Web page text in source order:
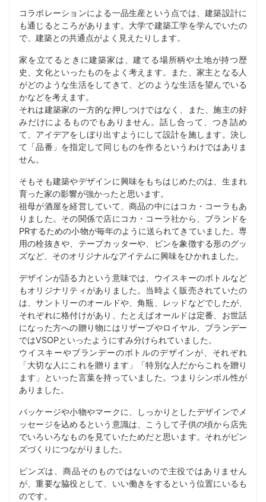
コラボレーションによる一品生産という点では、建築設計に
も通じるところがあります。大学で建築工学を学んでいたの
で、建築との共通点がよく見えたりします。
家を立てるときに建築家は、建てる場所柄や土地が持つ歴
史、文化といったものをよく考えます。また、家主となる人
がどのような生活をしてきて、どのような生活を望んでいる
かなどを考えます。
それは建築家の一方的な押しつけではなく、また、施主の好
みだけによるものでもありません。話し合って、つき詰め
て、アイデアをしぼり出すようにして設計を施します。決し
て「品番」を指定して同じものを作るというわけではありま
せん。
そもそも建築やデザインに興味をもちはじめたのは、生まれ
育った家の影響が強かったと思います。
祖母が酒屋を経営していて、商品の中にはコカ・コーラもあ
りました。その関係で店にコカ・コーラ社から、ブランドを
PRするための小物が毎年のように送られてきていました。専
用の栓抜きや、テープカッターや、ビンを象徴する形のグッ
ズなど、そのオリジナルなアイテムに興味をひかれました。
デザインが語る力という意味では、ウイスキーのボトルなど
もオリジナリティがありました。当時よく販売されていたの
は、サントリーのオールドや、角瓶、レッドなどでしたが、
それぞれに格付けがあり、たとえばオールドは定番、お世話
になった方への贈り物にはリザーブやロイヤル、ブランデー
ではVSOPといったようにすみ分けられていました。
ウイスキーやブランデーのボトルのデザインが、それぞれ
「大切な人にこれを贈ります」「特別な人だからこれを贈り
ます」といった言葉を持っていました。つまりシンボル性が
ありました。
パッケージや小物やマークに、しっかりとしたデザインでメ
ッセージを込めるという意識は、こうして子供の頃から店先
でいろいろなものを見ていたためだと思います。それがピン
ズづくりにつながりました。
ピンズは、商品そのものではないので主役ではありません
が、重要な脇役として、いい働きをするという位置にいるも
のです。